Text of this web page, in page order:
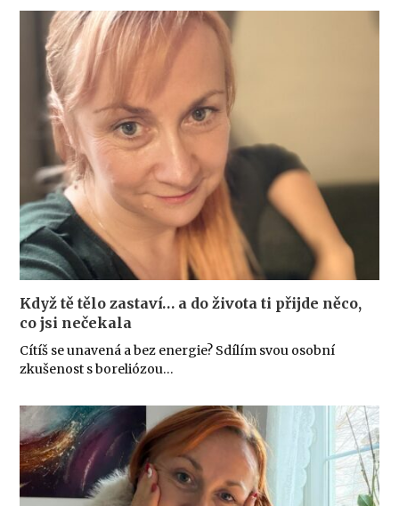
Když tě tělo zastaví… a do života ti přijde něco,
co jsi nečekala
Cítíš se unavená a bez energie? Sdílím svou osobní
zkušenost s boreliózou…